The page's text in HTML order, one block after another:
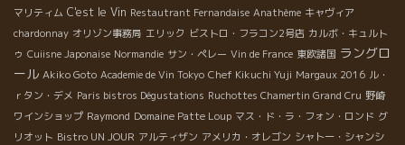
マリティム C'est le Vin Restautrant Fernandaise Anathème キャヴィア
chardonnay オリゾン事務局 エリック ビストロ・フラコン2号店 カルボ・キュルト
ゥ Cuiisne Japonaise Normandie サン・ペレー Vin de France 東欧諸国 ラングロ
ール Akiko Goto Academie de Vin Tokyo Chef Kikuchi Yuji Margaux 2016 ル・
ｒタン・デメ Paris bistros Dégustations Ruchottes Chamertin Grand Cru 野崎
ワインショップ Raymond Domaine Patte Loup マス・ド・ラ・フォン・ロンド グ
リオット Bistro UN JOUR アルティザン アメリカ・オレゴン シャトー・シャンシ